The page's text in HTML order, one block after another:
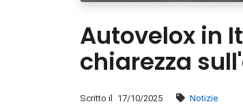
Autovelox in
chiarezza
Scritto il 17/10/2025 Notizie